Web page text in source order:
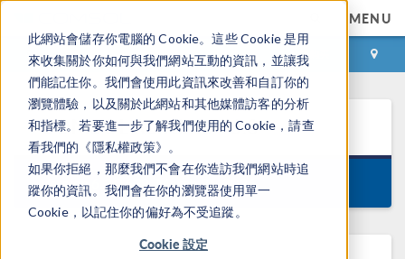
此網站會儲存你電腦的 Cookie。這些 Cookie 是用
來收集關於你如何與我們網站互動的資訊，並讓我
們能記住你。我們會使用此資訊來改善和自訂你的
瀏覽體驗，以及關於此網站和其他媒體訪客的分析
和指標。若要進一步了解我們使用的 Cookie，請查
看我們的《隱私權政策》。
如果你拒絕，那麼我們不會在你造訪我們網站時追
蹤你的資訊。我們會在你的瀏覽器使用單一
Cookie，以記住你的偏好為不受追蹤。
Cookie 設定
MENU
登录 咨询与购买
COMSOL Runtime™6.3
Version 6.3.0.638, March 26, 2026